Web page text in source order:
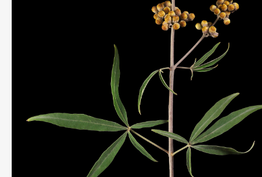
THIS SEARCH BAR ONLY WORKS IN THE GERMAN VERSION OF
WEBSITE! NON-GERMAN SPEAKERS PLEASE USE THE SEARCH
ON THE WELCOME PAGE.